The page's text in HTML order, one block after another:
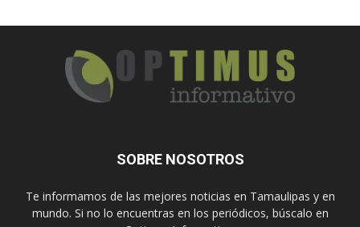
SOBRE NOSOTROS
Te informamos de las mejores noticias en Tamaulipas y en
mundo. Si no lo encuentras en los periódicos, búscalo en